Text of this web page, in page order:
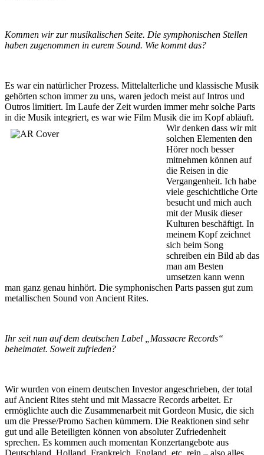
Kommen wir zur musikalischen Seite. Die symphonischen Stellen
haben zugenommen in eurem Sound. Wie kommt das?
Es war ein natürlicher Prozess. Mittelalterliche und klassische Musik
gehörten schon immer zu uns, waren jedoch meist auf Intros und
Outros limitiert. Im Laufe der Zeit wurden immer mehr solche Parts
in die Musik integriert, es war wie Film Musik die im Kopfabläuft.
Wir denken dass wir mit
solchen Elementen den
Hörer noch besser
mitnehmen können auf
die Reisen in die
Vergangenheit. Ich habe
viele geschichtliche Orte
besucht und mich auch
mit der Musik dieser
Kulturen beschäftigt. In
meinem Kopf zeichnet
sich beim Song
schreiben ein Bild ab das
man am Besten
umsetzen kann wenn
man ganz genau hinhört. Die symphonischen Parts passen gut zum
metallischen Sound von Ancient Rites.
Ihr seit nun auf dem deutschen Label „Massacre Records“
beheimatet. Soweit zufrieden?
Wir wurden von einem deutschen Investor angeschrieben, der total
auf Ancient Rites steht und mit Massacre Records arbeitet. Er
ermöglichte auch die Zusammenarbeit mit Gordeon Music, die sich
um die Presse/Promo Sachen kümmern. Die Reaktionen sind sehr
gut und alle Beteiligten können von absoluter Zufriedenheit
sprechen. Es kommen auch momentan Konzertangebote aus
Deutschland, Holland, Frankreich, England, etc. rein – also alles